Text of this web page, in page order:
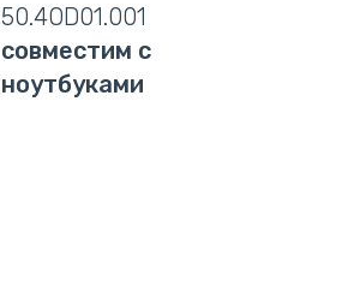
50.4OD01.001
совместим с
ноутбуками